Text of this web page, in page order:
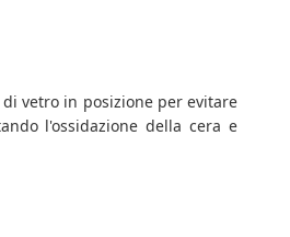
vetro in posizione per evitare
l'ossidazione della cera e